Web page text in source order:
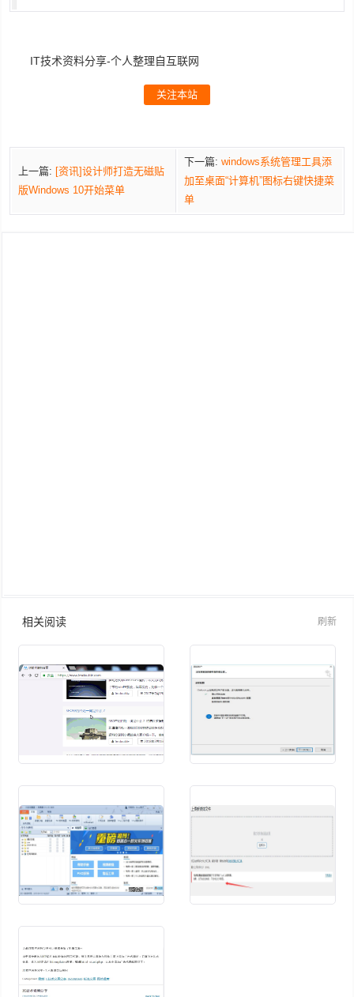
IT技术资料分享-个人整理自互联网
关注本站
上一篇: [资讯]设计师打造无磁贴
版Windows 10开始菜单
下一篇: windows系统管理工具添
加至桌面“计算机”图标右键快捷菜
单
相关阅读 刷新